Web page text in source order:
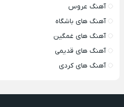
آهنگ عروس
آهنگ های باشگاه
آهنگ های غمگین
آهنگ های قدیمی
آهنگ های کردی